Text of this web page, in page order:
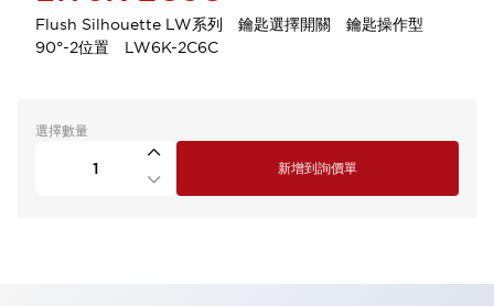
Flush Silhouette LW系列 鑰匙選擇開關 鑰匙操作型
90°-2位置 LW6K-2C6C
選擇數量
新增到詢價單